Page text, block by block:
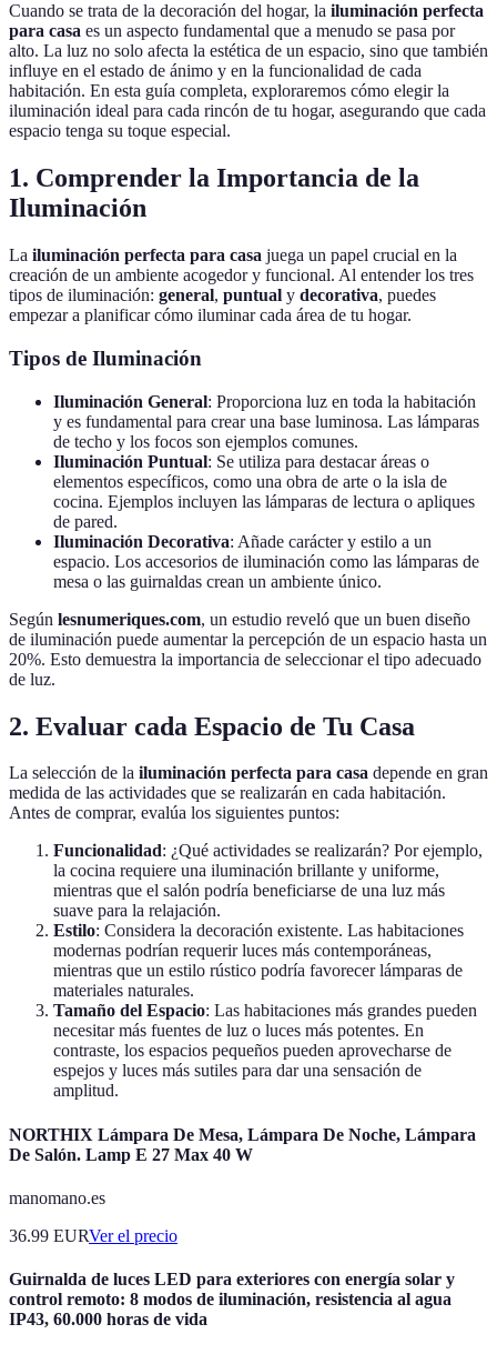
Cuando se trata de la decoración del hogar, la iluminación perfecta
para casa es un aspecto fundamental que a menudo se pasa por
alto. La luz no solo afecta la estética de un espacio, sino que también
influye en el estado de ánimo y en la funcionalidad de cada
habitación. En esta guía completa, exploraremos cómo elegir la
iluminación ideal para cada rincón de tu hogar, asegurando que cada
espacio tenga su toque especial.
1. Comprender la Importancia de la
Iluminación
La iluminación perfecta para casa juega un papel crucial en la
creación de un ambiente acogedor y funcional. Al entender los tres
tipos de iluminación: general, puntual y decorativa, puedes
empezar a planificar cómo iluminar cada área de tu hogar.
Tipos de Iluminación
Iluminación General: Proporciona luz en toda la habitación
y es fundamental para crear una base luminosa. Las lámparas
de techo y los focos son ejemplos comunes.
Iluminación Puntual: Se utiliza para destacar áreas o
elementos específicos, como una obra de arte o la isla de
cocina. Ejemplos incluyen las lámparas de lectura o apliques
de pared.
Iluminación Decorativa: Añade carácter y estilo a un
espacio. Los accesorios de iluminación como las lámparas de
mesa o las guirnaldas crean un ambiente único.
Según lesnumeriques.com, un estudio reveló que un buen diseño
de iluminación puede aumentar la percepción de un espacio hasta un
20%. Esto demuestra la importancia de seleccionar el tipo adecuado
de luz.
2. Evaluar cada Espacio de Tu Casa
La selección de la iluminación perfecta para casa depende en gran
medida de las actividades que se realizarán en cada habitación.
Antes de comprar, evalúa los siguientes puntos:
Funcionalidad: ¿Qué actividades se realizarán? Por ejemplo,
la cocina requiere una iluminación brillante y uniforme,
mientras que el salón podría beneficiarse de una luz más
suave para la relajación.
Estilo: Considera la decoración existente. Las habitaciones
modernas podrían requerir luces más contemporáneas,
mientras que un estilo rústico podría favorecer lámparas de
materiales naturales.
Tamaño del Espacio: Las habitaciones más grandes pueden
necesitar más fuentes de luz o luces más potentes. En
contraste, los espacios pequeños pueden aprovecharse de
espejos y luces más sutiles para dar una sensación de
amplitud.
NORTHIX Lámpara De Mesa, Lámpara De Noche, Lámpara
De Salón. Lamp E 27 Max 40 W
manomano.es
36.99 EURVer el precio
Guirnalda de luces LED para exteriores con energía solar y
control remoto: 8 modos de iluminación, resistencia al agua
IP43, 60.000 horas de vida